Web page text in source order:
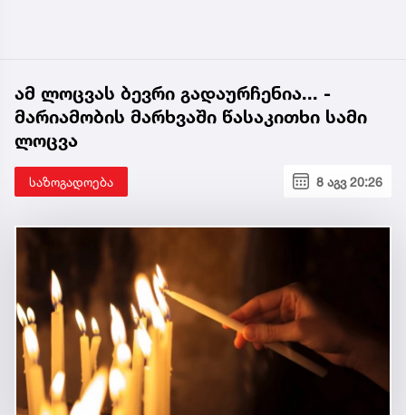
ამ ლოცვას ბევრი გადაურჩენია... -
მარიამობის მარხვაში წასაკითხი სამი
ლოცვა
საზოგადოება 8 აგვ 20:26